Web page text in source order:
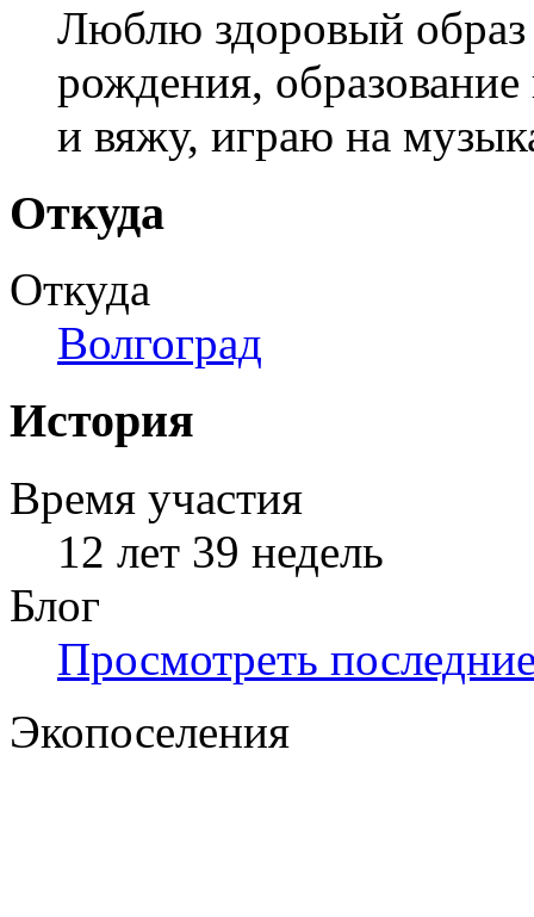
Люблю здоровый
рождения,
и вяжу, играю на
Откуда
Откуда
Волгоград
История
Время участия
12 лет 39 недель
Блог
Просмотреть
Экопоселения